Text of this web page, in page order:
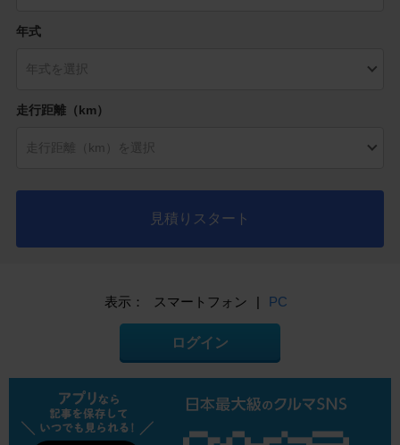
年式
走行距離（km）
見積りスタート
表示： スマートフォン | PC
ログイン